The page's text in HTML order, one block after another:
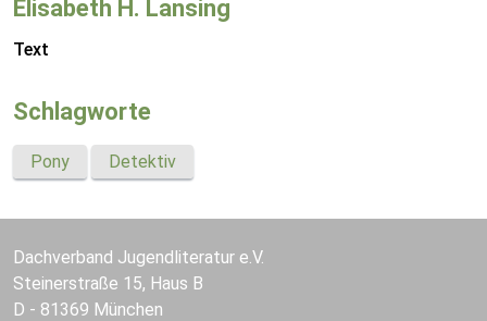
Elisabeth H. Lansing
Text
Schlagworte
Pony Detektiv
Dachverband Jugendliteratur e.V.
Steinerstraße 15, Haus B
D - 81369 München